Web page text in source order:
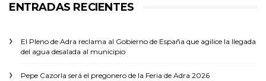
ENTRADAS RECIENTES
El Pleno de Adra reclama al Gobierno de España que agilice la llegada
del agua desalada al municipio
Pepe Cazorla será el pregonero de la Feria de Adra 2026